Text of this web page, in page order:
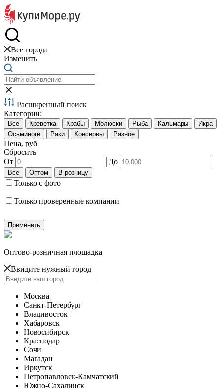
Все города
Изменить
Расширенный поиск
Категории:
Цена, руб
Сбросить
От
До
Только с фото
Только проверенные компании
Оптово-розничная площадка
Ввидите нужный город
Москва
Санкт-Петербург
Владивосток
Хабаровск
Новосибирск
Краснодар
Сочи
Магадан
Иркутск
Петропавловск-Камчатский
Южно-Сахалинск